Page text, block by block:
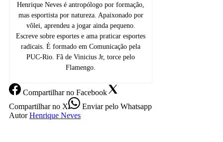
Henrique Neves é antropólogo por formação,
mas esportista por natureza. Apaixonado por
vôlei, aprendeu a jogar ainda pequeno.
Escreve sobre esportes e ama praticar esportes
radicais. É formado em Comunicação pela
PUC-Rio. Fã de Vinicius Jr, torce pelo
Flamengo.
Compartilharno Facebook
Compartilharno X Enviarpelo Whatsapp
Autor Henrique Neves